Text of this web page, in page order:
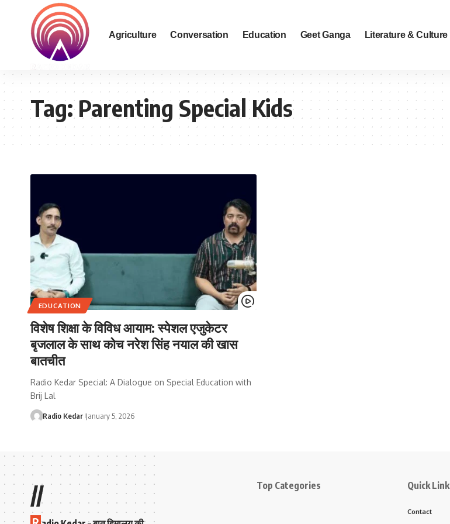
Agriculture Conversation Education Geet Ganga Literature & Culture
Tag:Parenting Special Kids
EDUCATION
विशेष शिक्षा के विविध आयाम: स्पेशल एजुकेटर
बृजलाल के साथ कोच नरेश सिंह नयाल की खास
बातचीत
Radio Kedar Special: A Dialogue on Special Education with
Brij Lal
Radio Kedar January 5, 2026
// Top Categories Quick Link
Contact